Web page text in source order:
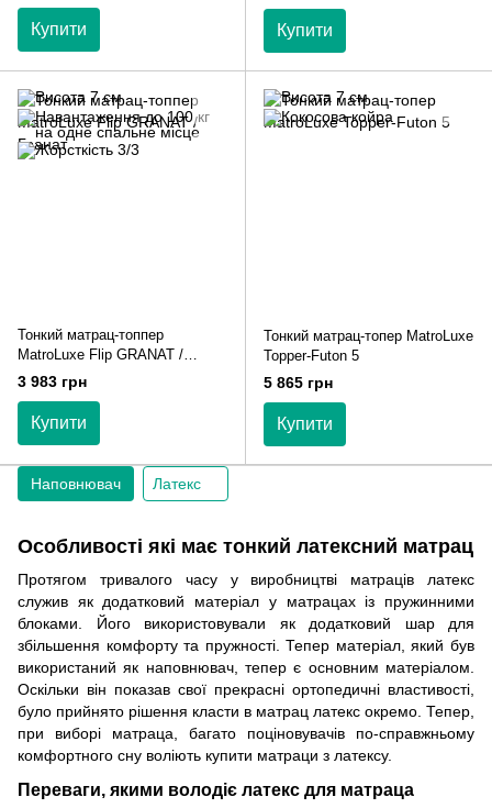
Купити Купити
Тонкий матрац-топпер
MatroLuxe Flip GRANAT /
Гранат
3 983 грн
Купити
Тонкий матрац-топер MatroLuxe
Topper-Futon 5
5 865 грн
Купити
Особливості які має тонкий латексний матрац
Протягом тривалого часу у виробництві матраців латекс
служив як додатковий матеріал у матрацах із пружинними
блоками. Його використовували як додатковий шар для
збільшення комфорту та пружності. Тепер матеріал, який був
використаний як наповнювач, тепер є основним матеріалом.
Оскільки він показав свої прекрасні ортопедичні властивості,
було прийнято рішення класти в матрац латекс окремо. Тепер,
при виборі матраца, багато поціновувачів по-справжньому
комфортного сну воліють купити матраци з латексу.
Переваги, якими володіє латекс для матраца
Наповнювач Латекс